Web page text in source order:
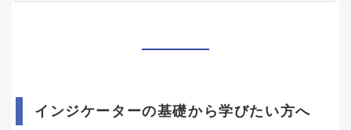
インジケーターの基礎から学びたい方へ